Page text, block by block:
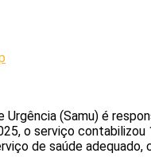
(Samu) é
o serviço
de saúde